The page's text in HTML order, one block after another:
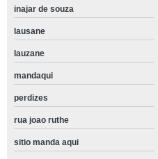
inajar de souza
lausane
lauzane
mandaqui
perdizes
rua joao ruthe
sitio manda aqui